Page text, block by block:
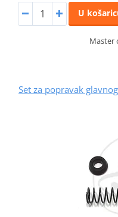
U
Master
Set za popravak